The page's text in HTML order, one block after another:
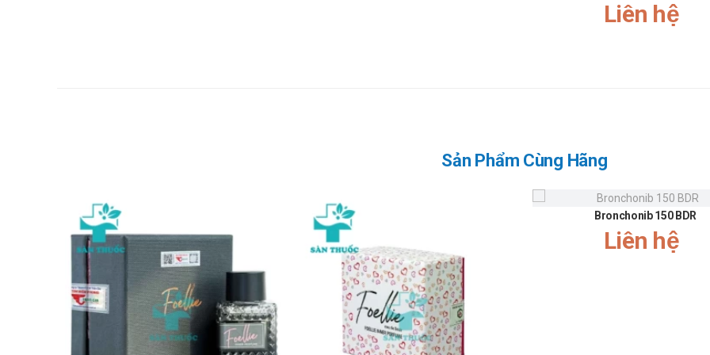
Nhược điểm:
Gây ra một số tác dụng phụ
Có thể gây ra các phản ứng quá mẫn nếu sử dụng quá liều lượng hoặc không đúng cách.
Tác dụng không mong muốn của Etefacin
Rối loạn hệ thần kinh: Nhức đầu.
Rối loạn tiêu hóa: Đau bụng, táo bón, tiêu chảy, đầy bụng, buồn nôn/nôn.
Liên hệ
Sản Phẩm Cùng Hãng
Bronchonib 150 BDR
Liên hệ